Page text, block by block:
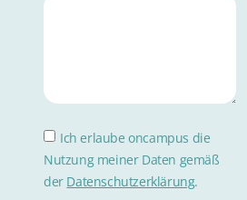
Ich erlaube oncampus die
Nutzung meiner Daten gemäß
der Datenschutzerklärung.